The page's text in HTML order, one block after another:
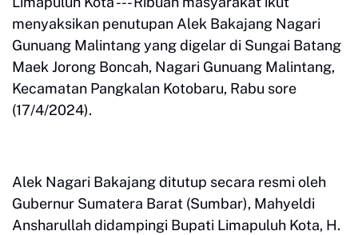
menyaksikan penutupan Alek Bakajang Nagari
Gunuang Malintang yang digelar di Sungai Batang
Maek Jorong Boncah, Nagari Gunuang Malintang,
Kecamatan Pangkalan Kotobaru, Rabu sore
(17/4/2024).
Alek Nagari Bakajang ditutup secara resmi oleh
Gubernur Sumatera Barat (Sumbar), Mahyeldi
Ansharullah didampingi Bupati Limapuluh Kota, H.